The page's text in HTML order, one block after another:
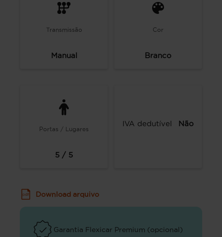
Transmissão
Manual
Cor
Branco
Portas / Lugares
5 / 5
IVA dedutível Não
Download arquivo
Garantia Flexicar Premium (opcional)